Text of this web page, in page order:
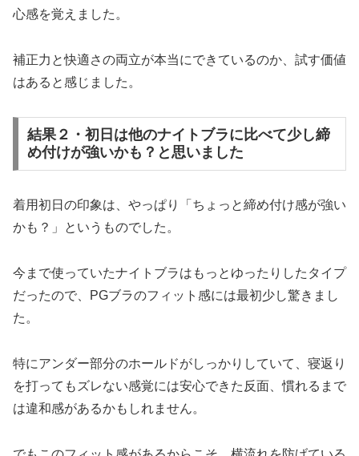
心感を覚えました。
補正力と快適さの両立が本当にできているのか、試す価値
はあると感じました。
結果２・初日は他のナイトブラに比べて少し締
め付けが強いかも？と思いました
着用初日の印象は、やっぱり「ちょっと締め付け感が強い
かも？」というものでした。
今まで使っていたナイトブラはもっとゆったりしたタイプ
だったので、PGブラのフィット感には最初少し驚きまし
た。
特にアンダー部分のホールドがしっかりしていて、寝返り
を打ってもズレない感覚には安心できた反面、慣れるまで
は違和感があるかもしれません。